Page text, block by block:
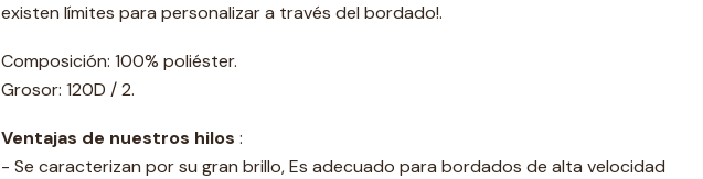
existen límites para personalizar a través del bordado!.
Composición: 100% poliéster.
Grosor: 120D / 2.
Ventajas de nuestros hilos :
- Se caracterizan por su gran brillo, Es adecuado para bordados de alta velocidad